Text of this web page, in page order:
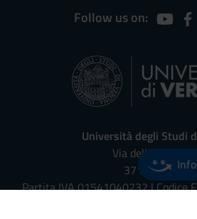
Follow us on:
Università degli Studi
Via
37129, Verona
Partita IVA 01541040232 | Codice